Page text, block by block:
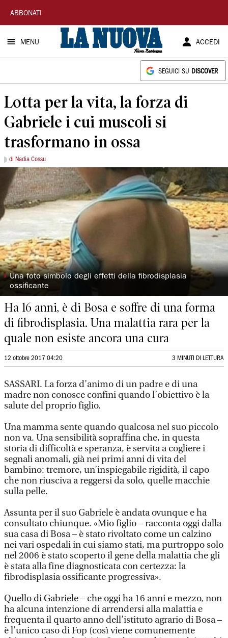
La
Nuova
Sardegna
ABBONATI
MENU ACCEDI
SEGUICI SU DISCOVER
Lotta per la vita, la forza di
Gabriele i cui muscoli si
trasformano in ossa
di Nadia Cossu
◗Una foto simbolo degli effetti della fibrodisplasia
ossificante
Ha 16 anni, è di Bosa e soffre di una forma
di fibrodisplasia. Una malattia rara per la
quale non esiste ancora una cura
12 ottobre 2017 04:20 3 MINUTI DI LETTURA
SASSARI. La forza d’animo di un padre e di una
madre non conosce confini quando l’obiettivo è la
salute del proprio figlio.
Una mamma sente quando qualcosa nel suo piccolo
non va. Una sensibilità sopraffina che, in questa
storia di difficoltà e speranza, è servita a cogliere i
segnali anomali, già nei primi anni di vita del
bambino: tremore, un’inspiegabile rigidità, il capo
che non riusciva a reggersi da solo, quelle macchie
sulla pelle.
Assunta per il suo Gabriele è andata ovunque e ha
consultato chiunque. «Mio figlio – racconta oggi dalla
sua casa di Bosa – è stato rivoltato come un calzino
nei vari ospedali in cui siamo stati, ma purtroppo solo
nel 2006 è stato scoperto il gene della malattia che gli
è stata alla fine diagnosticata con certezza: la
fibrodisplasia ossificante progressiva».
Quello di Gabriele – che oggi ha 16 anni e mezzo, non
ha alcuna intenzione di arrendersi alla malattia e
frequenta il quarto anno dell’istituto agrario di Bosa –
è l’unico caso di Fop (così viene comunemente